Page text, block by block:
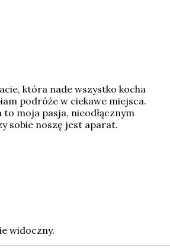
która nade wszystko kocha
podróże w ciekawe miejsca.
moja pasja, nieodłącznym
sobie noszę jest aparat.
widoczny.